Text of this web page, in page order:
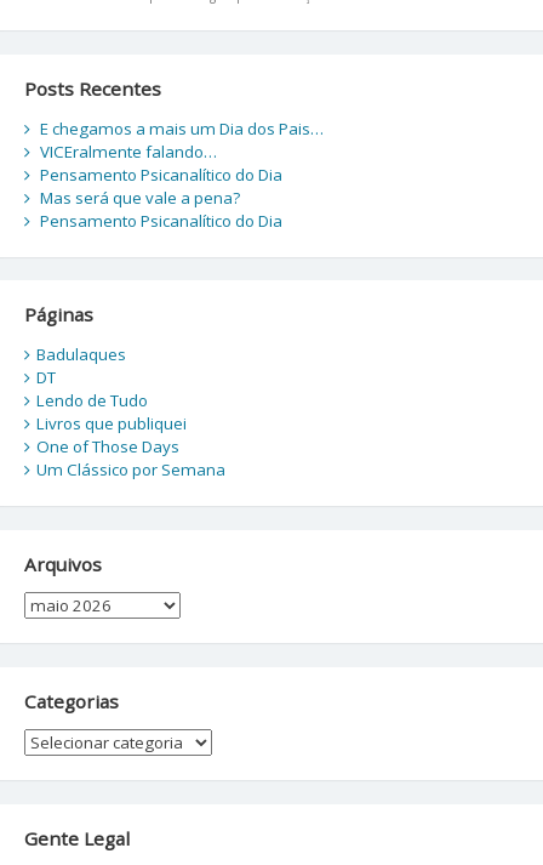
Posts Recentes
E chegamos a mais um Dia dos Pais…
VICEralmente falando…
Pensamento Psicanalítico do Dia
Mas será que vale a pena?
Pensamento Psicanalítico do Dia
Páginas
Badulaques
DT
Lendo de Tudo
Livros que publiquei
One of Those Days
Um Clássico por Semana
Arquivos
Arquivos
Categorias
Categorias
Gente Legal